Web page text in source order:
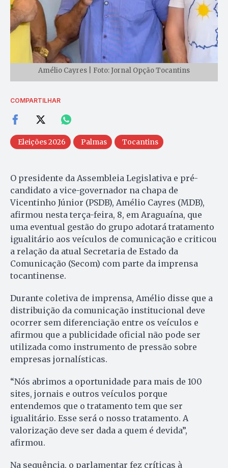
Amélio Cayres | Foto: Jornal Opção Tocantins
COMPARTILHAR
Eleições 2026 Palmas Tocantins
O presidente da Assembleia Legislativa e pré-
candidato a vice-governador na chapa de
Vicentinho Júnior (PSDB), Amélio Cayres (MDB),
afirmou nesta terça-feira, 8, em Araguaína, que
uma eventual gestão do grupo adotará tratamento
igualitário aos veículos de comunicação e criticou
a relação da atual Secretaria de Estado da
Comunicação (Secom) com parte da imprensa
tocantinense.
Durante coletiva de imprensa, Amélio disse que a
distribuição da comunicação institucional deve
ocorrer sem diferenciação entre os veículos e
afirmou que a publicidade oficial não pode ser
utilizada como instrumento de pressão sobre
empresas jornalísticas.
“Nós abrimos a oportunidade para mais de 100
sites, jornais e outros veículos porque
entendemos que o tratamento tem que ser
igualitário. Esse será o nosso tratamento. A
valorização deve ser dada a quem é devida”,
afirmou.
Na sequência, o parlamentar fez críticas à